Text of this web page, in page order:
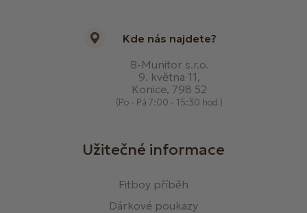
Kde nás najdete?
B-Munitor s.r.o.
9. května 11,
Konice, 798 52
(Po - Pá 7:00 - 15:30 hod.)
Užitečné informace
Fitboy příběh
Dárkové poukazy